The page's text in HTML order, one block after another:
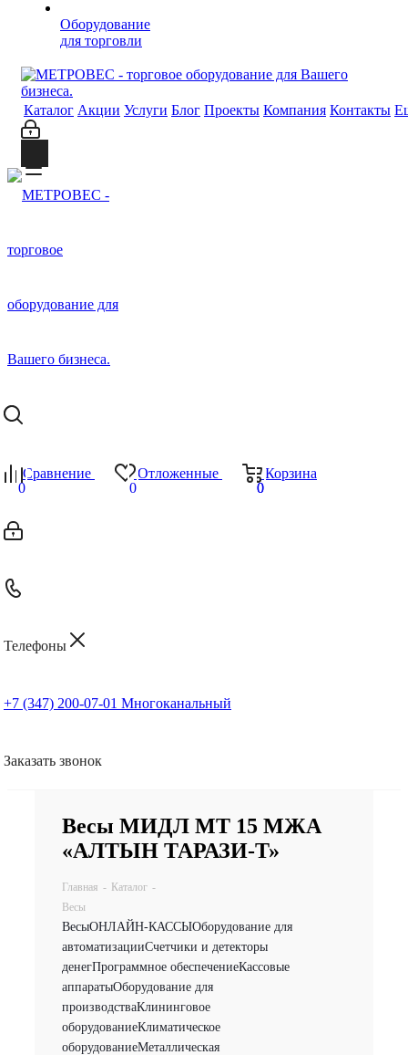
Оборудование
для торговли
Каталог Акции Услуги Блог Проекты Компания Контакты
Сравнение
0
Отложенные
0
Корзина
0
0
Телефоны
+7 (347) 200-07-01 Многоканальный
Заказать звонок
Весы МИДЛ МТ 15 МЖА
«АЛТЫН ТАРАЗИ-Т»
Главная - Каталог -
Весы
ВесыОНЛАЙН-КАССЫОборудование для
автоматизацииСчетчики и детекторы
денегПрограммное обеспечениеКассовые
аппаратыОборудование для
производстваКлининговое
оборудованиеКлиматическое
оборудованиеМеталлическая